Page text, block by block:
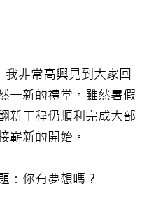
非常高興見到大家回
一新的禮堂。雖然暑假
新工程仍順利完成大部
嶄新的開始。
：你有夢想嗎？